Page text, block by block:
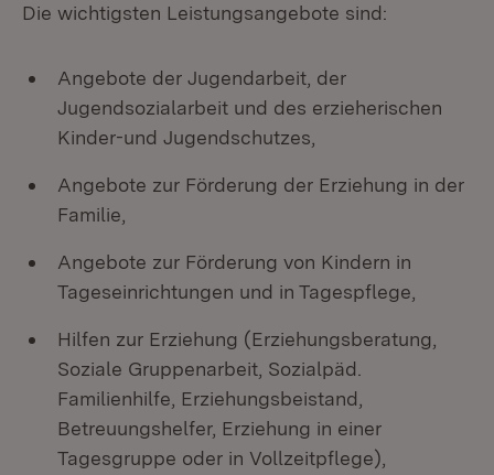
Die wichtigsten Leistungsangebote sind:
Angebote der Jugendarbeit, der
Jugendsozialarbeit und des erzieherischen
Kinder-und Jugendschutzes,
Angebote zur Förderung der Erziehung in der
Familie,
Angebote zur Förderung von Kindern in
Tageseinrichtungen und in Tagespflege,
Hilfen zur Erziehung (Erziehungsberatung,
Soziale Gruppenarbeit, Sozialpäd.
Familienhilfe, Erziehungsbeistand,
Betreuungshelfer, Erziehung in einer
Tagesgruppe oder in Vollzeitpflege),